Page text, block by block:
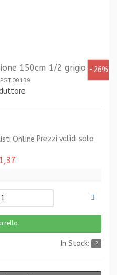
-26%
150cm 1/2 grigio
Prezzi validi solo
In Stock: 2